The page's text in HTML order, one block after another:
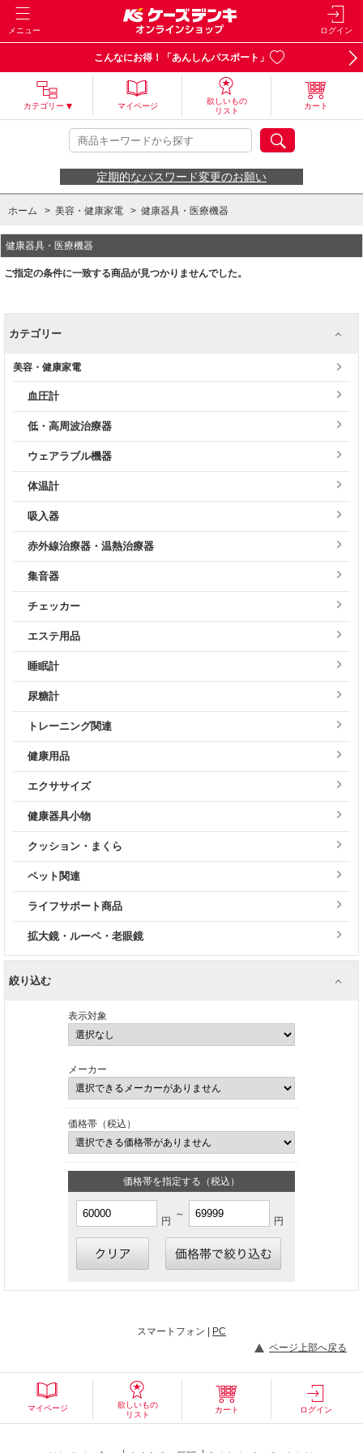
メニュー ログイン
こんなにお得！「あんしんパスポート」
カテゴリー マイページ
欲しいもの
リスト
カート
定期的なパスワード変更のお願い
ホーム > 美容・健康家電 > 健康器具・医療機器
健康器具・医療機器
ご指定の条件に一致する商品が見つかりませんでした。
カテゴリー
美容・健康家電
血圧計
低・高周波治療器
ウェアラブル機器
体温計
吸入器
赤外線治療器・温熱治療器
集音器
チェッカー
エステ用品
睡眠計
尿糖計
トレーニング関連
健康用品
エクササイズ
健康器具小物
クッション・まくら
ペット関連
ライフサポート商品
拡大鏡・ルーペ・老眼鏡
絞り込む
表示対象
メーカー
価格帯（税込）
価格帯を指定する（税込）
円
～
円
スマートフォン |
PC
ページ上部へ戻る
マイページ
欲しいもの
リスト
カート ログイン